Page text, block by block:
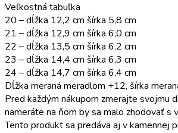
Veľkostná tabuľka
20 – dĺžka 12,2 cm šírka 5,8 cm
21 – dĺžka 12,9 cm šírka 6,0 cm
22 – dĺžka 13,5 cm šírka 6,2 cm
23 – dĺžka 14,4 cm šírka 6,3 cm
24 – dĺžka 14,7 cm šírka 6,4 cm
Dĺžka meraná meradlom +12, šírka
Pred každým nákupom zmerajte svojmu
nameráte na ňom by sa malo zhodovať s
Tento produkt sa predáva aj v kamennej